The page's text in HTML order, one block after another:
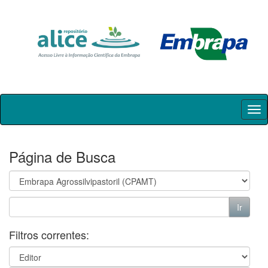
Skip
Página de Busca
Filtros correntes: